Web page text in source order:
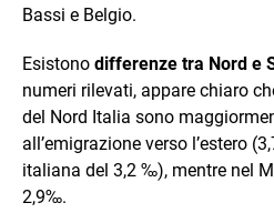
Bassi e Belgio.
Esistono differenze tra Nord e
numeri rilevati, appare chiaro
del Nord Italia sono
all’emigrazione verso l’estero
italiana del 3,2 ‰), mentre nel
2,9‰.